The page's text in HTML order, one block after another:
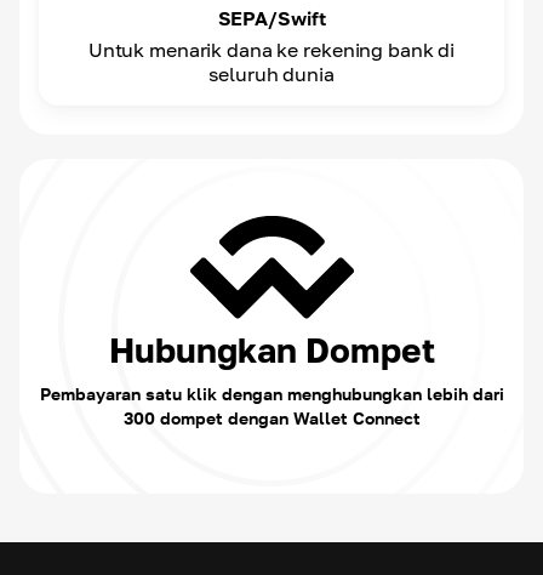
SEPA/Swift
Untuk menarik dana ke rekening bank di
seluruh dunia
Hubungkan Dompet
Pembayaran satu klik dengan menghubungkan lebih dari
300 dompet dengan Wallet Connect